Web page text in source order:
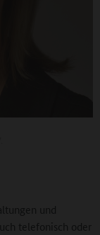
und
telefonisch oder